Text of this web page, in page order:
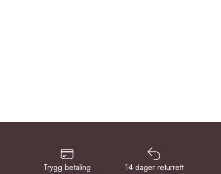
Trygg betaling 14 dager returrett